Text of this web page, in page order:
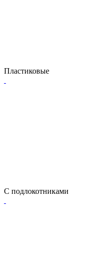
Пластиковые
С подлокотниками